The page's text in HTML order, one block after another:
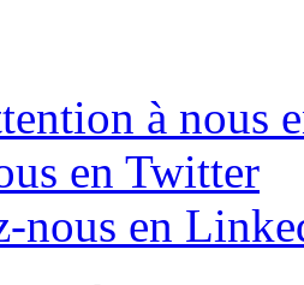
à nous
en Twitter
nous en